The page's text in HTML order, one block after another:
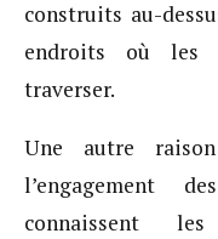
construits au-
endroits où les
traverser.
Une autre
l’engagement
connaissent